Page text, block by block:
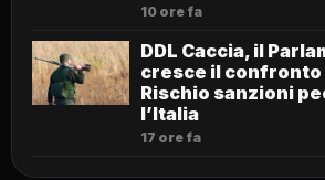
10 ore fa
DDL Caccia, il
cresce il confronto
Rischio sanzioni
l’Italia
17 ore fa